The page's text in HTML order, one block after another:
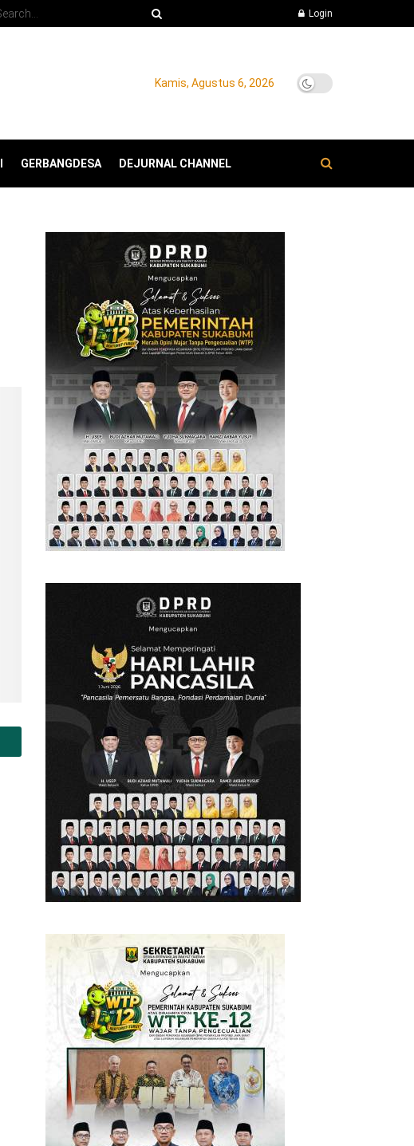
Login
Kamis, Agustus 6, 2026
GERBANGDESA DEJURNAL CHANNEL